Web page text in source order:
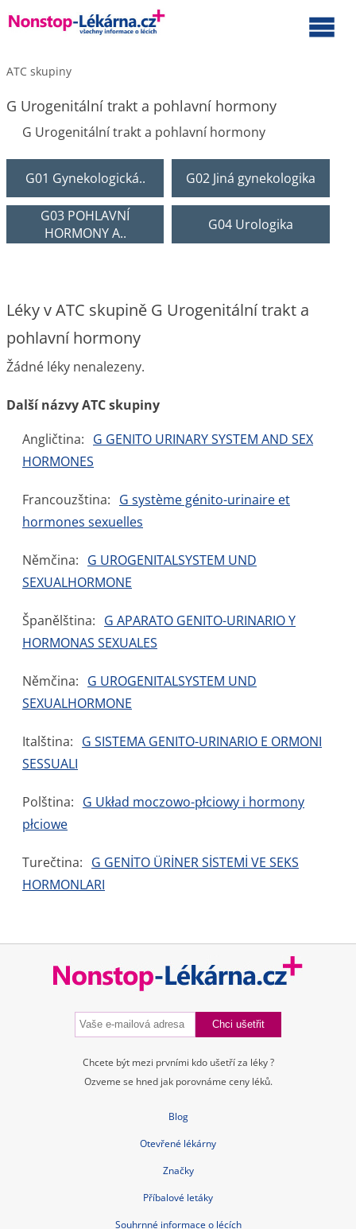
ATC skupiny
G Urogenitální trakt a pohlavní hormony
G Urogenitální trakt a pohlavní hormony
G01 Gynekologická.. G02 Jiná gynekologika
G03 POHLAVNÍ
HORMONY A..
G04 Urologika
Léky v ATC skupině G Urogenitální trakt a
pohlavní hormony
Žádné léky nenalezeny.
Další názvy ATC skupiny
Angličtina: G GENITO URINARY SYSTEM AND SEX
HORMONES
Francouzština: G système génito-urinaire et
hormones sexuelles
Němčina: G UROGENITALSYSTEM UND
SEXUALHORMONE
Španělština: G APARATO GENITO-URINARIO Y
HORMONAS SEXUALES
Němčina: G UROGENITALSYSTEM UND
SEXUALHORMONE
Italština: G SISTEMA GENITO-URINARIO E ORMONI
SESSUALI
Polština: G Układ moczowo-płciowy i hormony
płciowe
Turečtina: G GENİTO ÜRİNER SİSTEMİ VE SEKS
HORMONLARI
Chcete být mezi prvními kdo ušetří za léky ?
Ozveme se hned jak porovnáme ceny léků.
Blog
Otevřené lékárny
Značky
Příbalové letáky
Souhrnné informace o lécích